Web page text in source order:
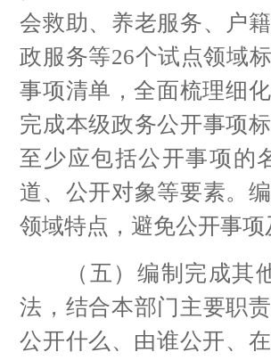
会救助、养老服务、户
政服务等26个试点领域
事项清单，全面梳理细
完成本级政务公开事项
至少应包括公开事项的
道、公开对象等要素。
领域特点，避免公开事项
（五）编制完成其他
法，结合本部门主要职
公开什么、由谁公开、